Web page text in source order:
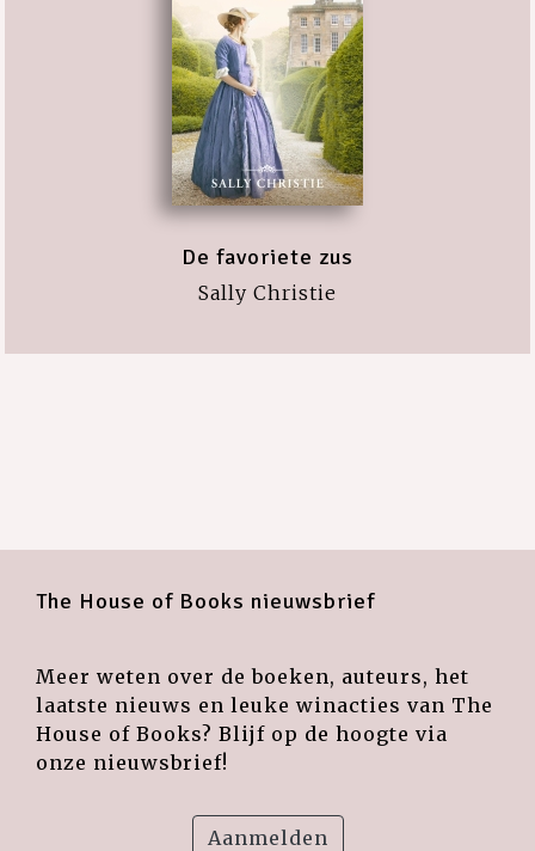
De favoriete zus
Sally Christie
The House of Books nieuwsbrief
Meer weten over de boeken, auteurs, het
laatste nieuws en leuke winacties van The
House of Books? Blijf op de hoogte via
onze nieuwsbrief!
Aanmelden